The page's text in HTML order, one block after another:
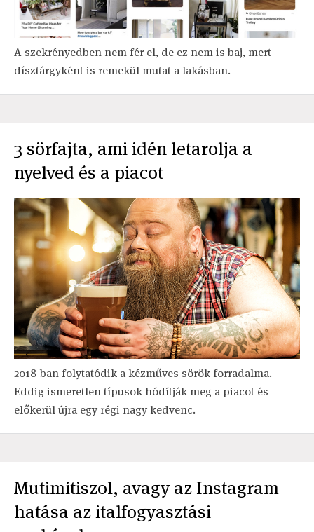
A szekrényedben nem fér el, de ez nem is baj, mert
dísztárgyként is remekül mutat a lakásban.
3 sörfajta, ami idén letarolja a
nyelved és a piacot
2018-ban folytatódik a kézműves sörök forradalma.
Eddig ismeretlen típusok hódítják meg a piacot és
előkerül újra egy régi nagy kedvenc.
Mutimitiszol, avagy az Instagram
hatása az italfogyasztási